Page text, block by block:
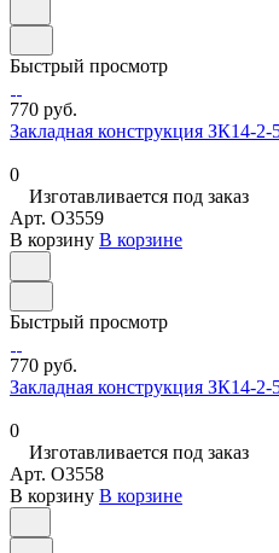
Быстрый просмотр
770 руб.
Закладная конструкция ЗК14-2-
0
Изготавливается под заказ
Арт. O3559
В корзину В корзине
Быстрый просмотр
770 руб.
Закладная конструкция ЗК14-2-
0
Изготавливается под заказ
Арт. O3558
В корзину В корзине